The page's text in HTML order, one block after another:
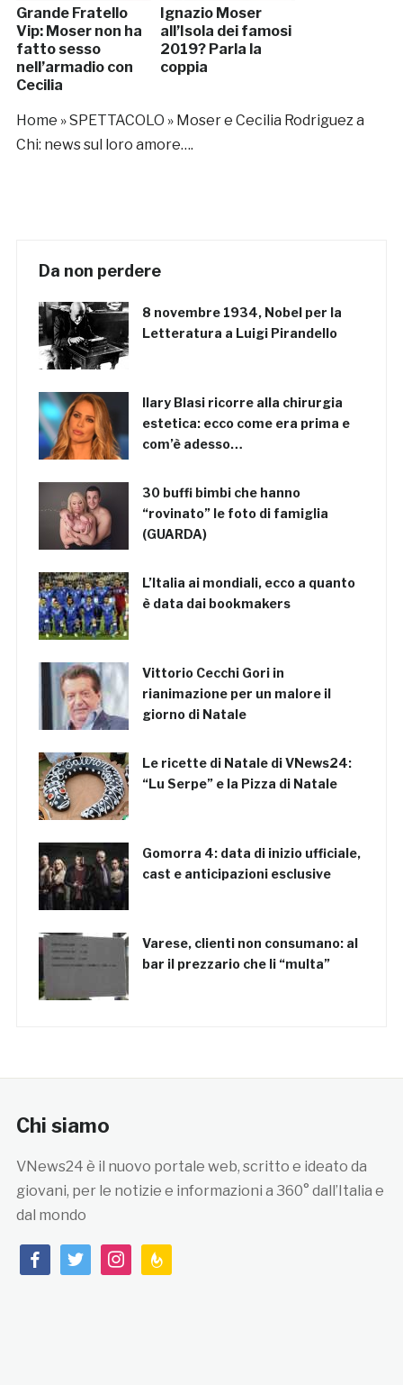
Grande Fratello
Vip: Moser non ha
fatto sesso
nell’armadio con
Cecilia
Ignazio Moser
all’Isola dei famosi
2019? Parla la
coppia
Home »SPETTACOLO » Moser e Cecilia Rodriguez a
Chi: news sul loro amore….
Da non perdere
8 novembre 1934, Nobel per la
Letteratura a Luigi Pirandello
Ilary Blasi ricorre alla chirurgia
estetica: ecco come era prima e
com’è adesso…
30 buffi bimbi che hanno
“rovinato” le foto di famiglia
(GUARDA)
L’Italia ai mondiali, ecco a quanto
è data dai bookmakers
Vittorio Cecchi Gori in
rianimazione per un malore il
giorno di Natale
Le ricette di Natale di VNews24:
“Lu Serpe” e la Pizza di Natale
Gomorra 4: data di inizio ufficiale,
cast e anticipazioni esclusive
Varese, clienti non consumano: al
bar il prezzario che li “multa”
Chi siamo
VNews24 è il nuovo portale web, scritto e ideato da
giovani, per le notizie e informazioni a 360° dall’Italia e
dal mondo
facebooktwitterinstagramfeedburner